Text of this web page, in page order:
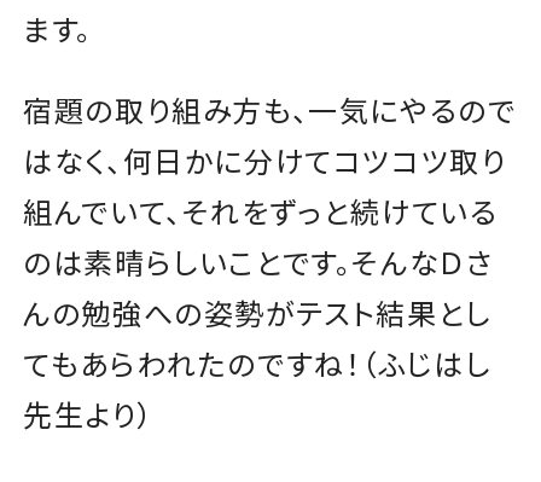
ます。
宿題の取り組み方も、一気にやるので
はなく、何日かに分けてコツコツ取り
組んでいて、それをずっと続けている
のは素晴らしいことです。そんなＤさ
んの勉強への姿勢がテスト結果とし
てもあらわれたのですね！（ふじはし
先生より）